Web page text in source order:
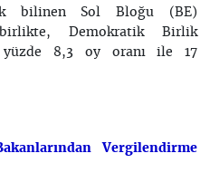
bilinen Sol Bloğu (BE)
Demokratik Birlik
8,3 oy oranı ile 17
Vergilendirme